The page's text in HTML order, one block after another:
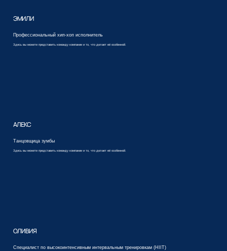
ЭМИЛИ
Профессиональный хип-хоп исполнитель
Здесь вы можете представить команду компании и то, что делает её особенной.
АЛЕКС
Танцовщица зумбы
Здесь вы можете представить команду компании и то, что делает её особенной.
ОЛИВИЯ
Специалист по высокоинтенсивным интервальным тренировкам (HIIT)